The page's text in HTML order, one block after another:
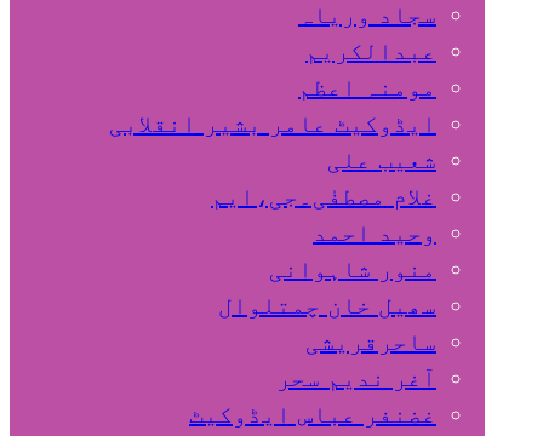
سجاد وریاہ
عبدالکریم
مومنہ اعظم
ایڈوکیٹ عامر بشیر انقلابی
شعیب علی
غلام مصطفٰی۔جی،ایم
وحید احمد
منور شاہوانی
سھیل خان چمتلوال
ساحرقریشی
آغر ندیم سحر
غضنفر عباس ایڈوکیٹ